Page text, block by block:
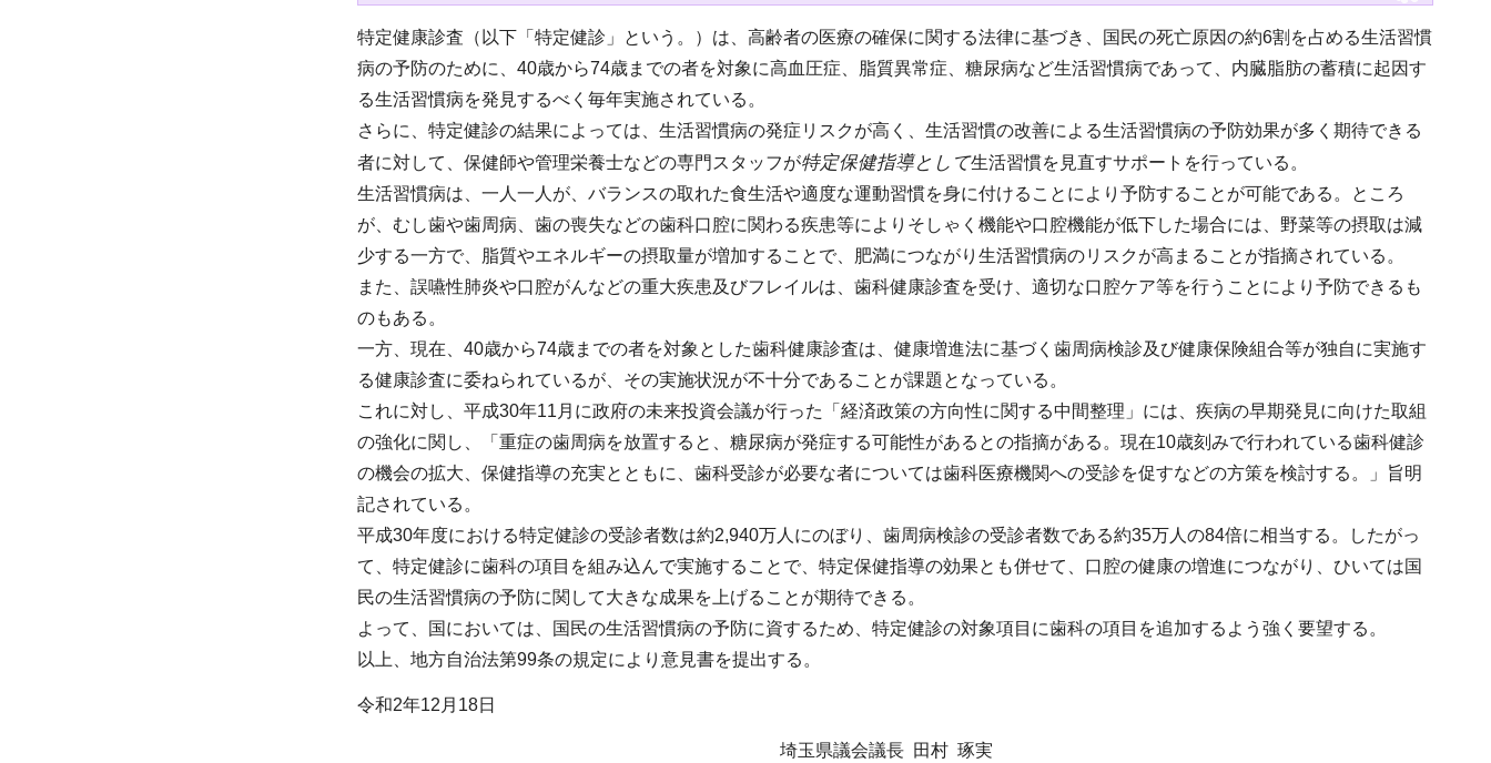
特定健康診査（以下「特定健診」という。）は、高齢者の医療の確保に関する法律に基づき、国民の死亡原因の約6割を占める生活習慣
病の予防のために、40歳から74歳までの者を対象に高血圧症、脂質異常症、糖尿病など生活習慣病であって、内臓脂肪の蓄積に起因す
る生活習慣病を発見するべく毎年実施されている。
さらに、特定健診の結果によっては、生活習慣病の発症リスクが高く、生活習慣の改善による生活習慣病の予防効果が多く期待できる
者に対して、保健師や管理栄養士などの専門スタッフが特定保健指導として生活習慣を見直すサポートを行っている。
生活習慣病は、一人一人が、バランスの取れた食生活や適度な運動習慣を身に付けることにより予防することが可能である。ところ
が、むし歯や歯周病、歯の喪失などの歯科口腔に関わる疾患等によりそしゃく機能や口腔機能が低下した場合には、野菜等の摂取は減
少する一方で、脂質やエネルギーの摂取量が増加することで、肥満につながり生活習慣病のリスクが高まることが指摘されている。
また、誤嚥性肺炎や口腔がんなどの重大疾患及びフレイルは、歯科健康診査を受け、適切な口腔ケア等を行うことにより予防できるも
のもある。
一方、現在、40歳から74歳までの者を対象とした歯科健康診査は、健康増進法に基づく歯周病検診及び健康保険組合等が独自に実施す
る健康診査に委ねられているが、その実施状況が不十分であることが課題となっている。
これに対し、平成30年11月に政府の未来投資会議が行った「経済政策の方向性に関する中間整理」には、疾病の早期発見に向けた取組
の強化に関し、「重症の歯周病を放置すると、糖尿病が発症する可能性があるとの指摘がある。現在10歳刻みで行われている歯科健診
の機会の拡大、保健指導の充実とともに、歯科受診が必要な者については歯科医療機関への受診を促すなどの方策を検討する。」旨明
記されている。
平成30年度における特定健診の受診者数は約2,940万人にのぼり、歯周病検診の受診者数である約35万人の84倍に相当する。したがっ
て、特定健診に歯科の項目を組み込んで実施することで、特定保健指導の効果とも併せて、口腔の健康の増進につながり、ひいては国
民の生活習慣病の予防に関して大きな成果を上げることが期待できる。
よって、国においては、国民の生活習慣病の予防に資するため、特定健診の対象項目に歯科の項目を追加するよう強く要望する。
以上、地方自治法第99条の規定により意見書を提出する。
令和2年12月18日
埼玉県議会議長 田村 琢実